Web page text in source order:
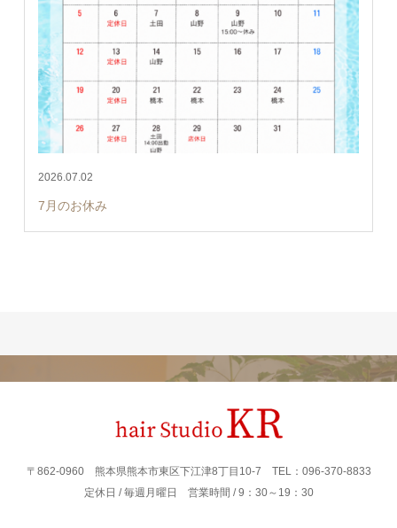
2026.07.02
7月のお休み
〒862‐0960 熊本県熊本市東区下江津8丁目10-7 TEL：096-370-8833
定休日 / 毎週月曜日 営業時間 / 9：30～19：30